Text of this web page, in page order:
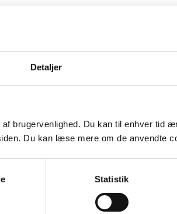
Detaljer
brugervenlighed. Du kan til enhver tid
Du kan læse mere om de anvendte
Statistik